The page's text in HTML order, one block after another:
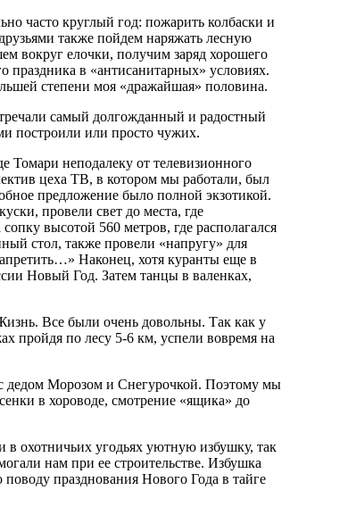
часто круглый год: пожарить колбаски и
также пойдем наряжать лесную
вокруг елочки, получим заряд хорошего
в «антисанитарных» условиях.
степени моя «дражайшая» половина.
самый долгожданный и радостный
построили или просто чужих.
Томари неподалеку от телевизионного
цеха ТВ, в котором мы работали, был
предложение было полной экзотикой.
провели свет до места, где
высотой 560 метров, где располагался
стол, также провели «напругу» для
Наконец, хотя куранты еще в
Новый Год. Затем танцы в валенках,
Все были очень довольны. Так как у
пройдя по лесу 5-6 км, успели вовремя на
дедом Морозом и Снегурочкой. Поэтому мы
в хороводе, смотрение «ящика» до
охотничьих угодьях уютную избушку, так
нам при ее строительстве. Избушка
празднования Нового Года в тайге